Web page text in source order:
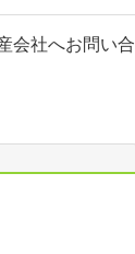
会社へお問い合